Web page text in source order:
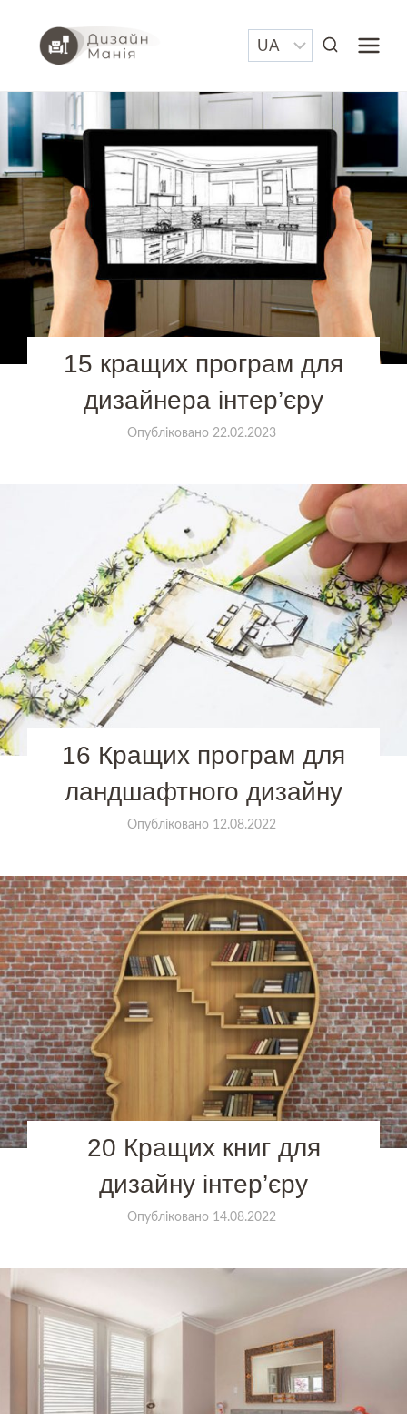
вмісту
15 кращих програм для
дизайнера інтер’єру
Опубліковано 22.02.2023
16 Кращих програм для
ландшафтного дизайну
Опубліковано 12.08.2022
20 Кращих книг для
дизайну інтер’єру
Опубліковано 14.08.2022